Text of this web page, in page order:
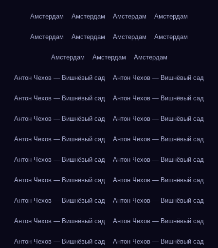
Амстердам Амстердам Амстердам Амстердам
Амстердам Амстердам Амстердам Амстердам
Амстердам Амстердам Амстердам
Антон Чехов — Вишнёвый сад Антон Чехов — Вишнёвый сад
Антон Чехов — Вишнёвый сад Антон Чехов — Вишнёвый сад
Антон Чехов — Вишнёвый сад Антон Чехов — Вишнёвый сад
Антон Чехов — Вишнёвый сад Антон Чехов — Вишнёвый сад
Антон Чехов — Вишнёвый сад Антон Чехов — Вишнёвый сад
Антон Чехов — Вишнёвый сад Антон Чехов — Вишнёвый сад
Антон Чехов — Вишнёвый сад Антон Чехов — Вишнёвый сад
Антон Чехов — Вишнёвый сад Антон Чехов — Вишнёвый сад
Антон Чехов — Вишнёвый сад Антон Чехов — Вишнёвый сад